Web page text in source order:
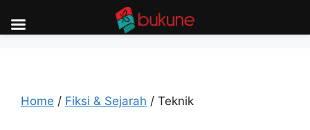
Home / Fiksi & Sejarah / Teknik